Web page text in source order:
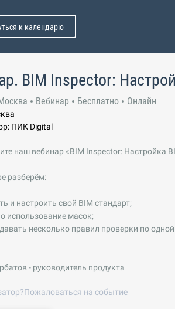
к календарю
BIM Inspector:
Вебинар Бесплатно Онлайн
ПИК Digital
наш вебинар «BIM Inspector: Настройка
разберём:
и настроить свой BIM стандарт;
использование масок;
несколько правил проверки по
- руководитель продукта
Пожаловаться на событие